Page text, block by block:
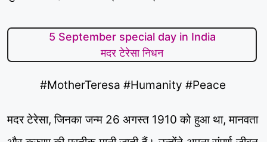
5 September special day in India
मदर टेरेसा निधन
#MotherTeresa #Humanity #Peace
मदर टेरेसा, जिनका जन्म 26 अगस्त 1910 को हुआ था, मानवता